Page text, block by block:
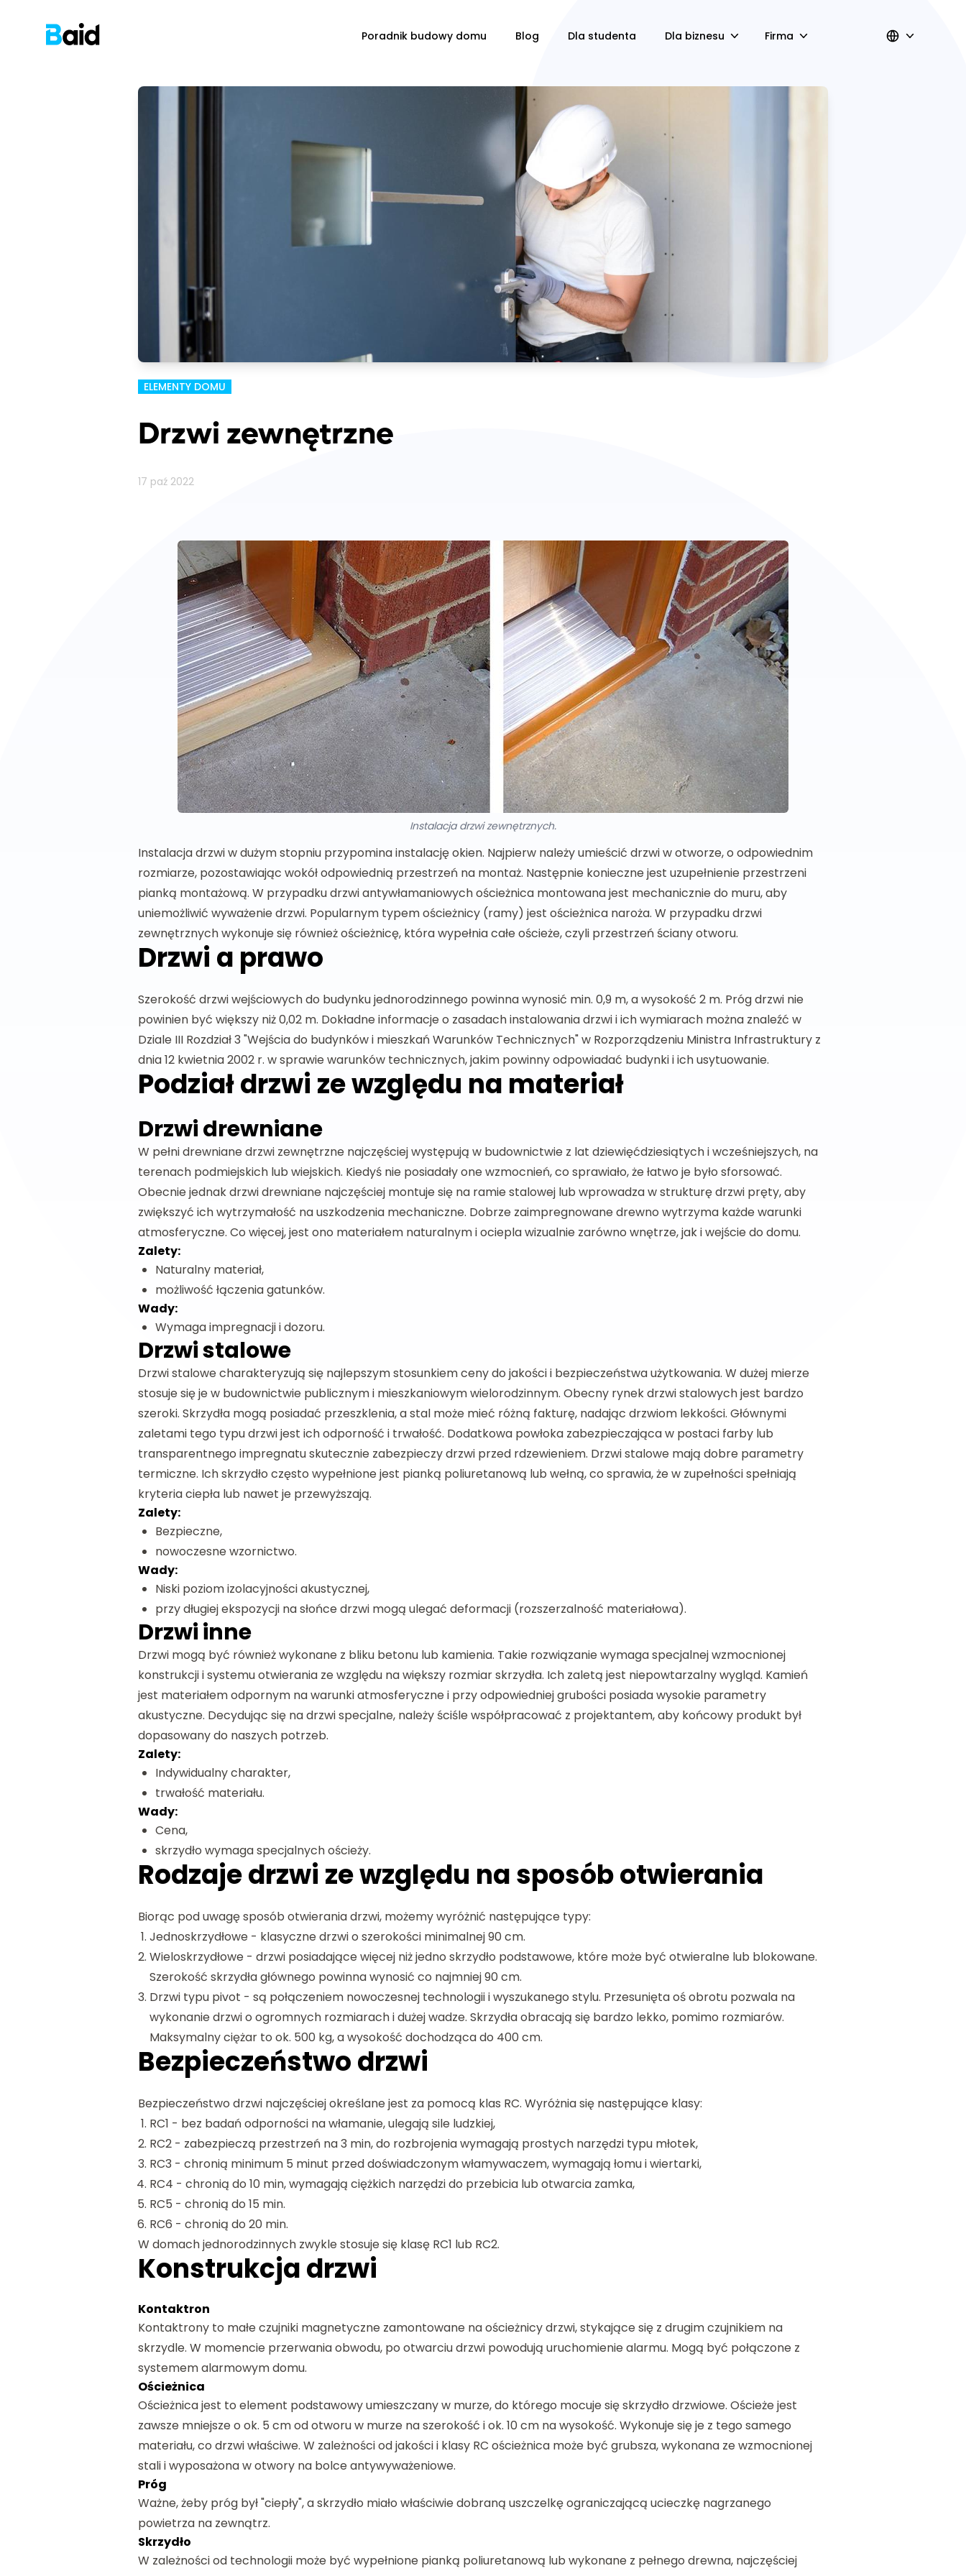
Poradnik budowy domu Blog Dla studenta Dla biznesu Firma
ELEMENTY DOMU
Drzwi zewnętrzne
17 paź 2022
Instalacja drzwi zewnętrznych.
Instalacja drzwi w dużym stopniu przypomina instalację okien. Najpierw należy umieścić drzwi w otworze, o odpowiednim
rozmiarze, pozostawiając wokół odpowiednią przestrzeń na montaż. Następnie konieczne jest uzupełnienie przestrzeni
pianką montażową. W przypadku drzwi antywłamaniowych ościeżnica montowana jest mechanicznie do muru, aby
uniemożliwić wyważenie drzwi. Popularnym typem ościeżnicy (ramy) jest ościeżnica naroża. W przypadku drzwi
zewnętrznych wykonuje się również ościeżnicę, która wypełnia całe ościeże, czyli przestrzeń ściany otworu.
Drzwi a prawo
Szerokość drzwi wejściowych do budynku jednorodzinnego powinna wynosić min. 0,9 m, a wysokość 2 m. Próg drzwi nie
powinien być większy niż 0,02 m. Dokładne informacje o zasadach instalowania drzwi i ich wymiarach można znaleźć w
Dziale III Rozdział 3 "Wejścia do budynków i mieszkań Warunków Technicznych" w Rozporządzeniu Ministra Infrastruktury z
dnia 12 kwietnia 2002 r. w sprawie warunków technicznych, jakim powinny odpowiadać budynki i ich usytuowanie.
Podział drzwi ze względu na materiał
Drzwi drewniane
W pełni drewniane drzwi zewnętrzne najczęściej występują w budownictwie z lat dziewięćdziesiątych i wcześniejszych, na
terenach podmiejskich lub wiejskich. Kiedyś nie posiadały one wzmocnień, co sprawiało, że łatwo je było sforsować.
Obecnie jednak drzwi drewniane najczęściej montuje się na ramie stalowej lub wprowadza w strukturę drzwi pręty, aby
zwiększyć ich wytrzymałość na uszkodzenia mechaniczne. Dobrze zaimpregnowane drewno wytrzyma każde warunki
atmosferyczne. Co więcej, jest ono materiałem naturalnym i ociepla wizualnie zarówno wnętrze, jak i wejście do domu.
Zalety:
Naturalny materiał,
możliwość łączenia gatunków.
Wady:
Wymaga impregnacji i dozoru.
Drzwi stalowe
Drzwi stalowe charakteryzują się najlepszym stosunkiem ceny do jakości i bezpieczeństwa użytkowania. W dużej mierze
stosuje się je w budownictwie publicznym i mieszkaniowym wielorodzinnym. Obecny rynek drzwi stalowych jest bardzo
szeroki. Skrzydła mogą posiadać przeszklenia, a stal może mieć różną fakturę, nadając drzwiom lekkości. Głównymi
zaletami tego typu drzwi jest ich odporność i trwałość. Dodatkowa powłoka zabezpieczająca w postaci farby lub
transparentnego impregnatu skutecznie zabezpieczy drzwi przed rdzewieniem. Drzwi stalowe mają dobre parametry
termiczne. Ich skrzydło często wypełnione jest pianką poliuretanową lub wełną, co sprawia, że w zupełności spełniają
kryteria ciepła lub nawet je przewyższają.
Zalety:
Bezpieczne,
nowoczesne wzornictwo.
Wady:
Niski poziom izolacyjności akustycznej,
przy długiej ekspozycji na słońce drzwi mogą ulegać deformacji (rozszerzalność materiałowa).
Drzwi inne
Drzwi mogą być również wykonane z bliku betonu lub kamienia. Takie rozwiązanie wymaga specjalnej wzmocnionej
konstrukcji i systemu otwierania ze względu na większy rozmiar skrzydła. Ich zaletą jest niepowtarzalny wygląd. Kamień
jest materiałem odpornym na warunki atmosferyczne i przy odpowiedniej grubości posiada wysokie parametry
akustyczne. Decydując się na drzwi specjalne, należy ściśle współpracować z projektantem, aby końcowy produkt był
dopasowany do naszych potrzeb.
Zalety:
Indywidualny charakter,
trwałość materiału.
Wady:
Cena,
skrzydło wymaga specjalnych ościeży.
Rodzaje drzwi ze względu na sposób otwierania
Biorąc pod uwagę sposób otwierania drzwi, możemy wyróżnić następujące typy:
Jednoskrzydłowe - klasyczne drzwi o szerokości minimalnej 90 cm.
Wieloskrzydłowe - drzwi posiadające więcej niż jedno skrzydło podstawowe, które może być otwieralne lub blokowane.
Szerokość skrzydła głównego powinna wynosić co najmniej 90 cm.
Drzwi typu pivot - są połączeniem nowoczesnej technologii i wyszukanego stylu. Przesunięta oś obrotu pozwala na
wykonanie drzwi o ogromnych rozmiarach i dużej wadze. Skrzydła obracają się bardzo lekko, pomimo rozmiarów.
Maksymalny ciężar to ok. 500 kg, a wysokość dochodząca do 400 cm.
Bezpieczeństwo drzwi
Bezpieczeństwo drzwi najczęściej określane jest za pomocą klas RC. Wyróżnia się następujące klasy:
RC1 - bez badań odporności na włamanie, ulegają sile ludzkiej,
RC2 - zabezpieczą przestrzeń na 3 min, do rozbrojenia wymagają prostych narzędzi typu młotek,
RC3 - chronią minimum 5 minut przed doświadczonym włamywaczem, wymagają łomu i wiertarki,
RC4 - chronią do 10 min, wymagają ciężkich narzędzi do przebicia lub otwarcia zamka,
RC5 - chronią do 15 min.
RC6 - chronią do 20 min.
W domach jednorodzinnych zwykle stosuje się klasę RC1 lub RC2.
Konstrukcja drzwi
Kontaktron
Kontaktrony to małe czujniki magnetyczne zamontowane na ościeżnicy drzwi, stykające się z drugim czujnikiem na
skrzydle. W momencie przerwania obwodu, po otwarciu drzwi powodują uruchomienie alarmu. Mogą być połączone z
systemem alarmowym domu.
Ościeżnica
Ościeżnica jest to element podstawowy umieszczany w murze, do którego mocuje się skrzydło drzwiowe. Ościeże jest
zawsze mniejsze o ok. 5 cm od otworu w murze na szerokość i ok. 10 cm na wysokość. Wykonuje się je z tego samego
materiału, co drzwi właściwe. W zależności od jakości i klasy RC ościeżnica może być grubsza, wykonana ze wzmocnionej
stali i wyposażona w otwory na bolce antywyważeniowe.
Próg
Ważne, żeby próg był "ciepły", a skrzydło miało właściwie dobraną uszczelkę ograniczającą ucieczkę nagrzanego
powietrza na zewnątrz.
Skrzydło
W zależności od technologii może być wypełnione pianką poliuretanową lub wykonane z pełnego drewna, najczęściej